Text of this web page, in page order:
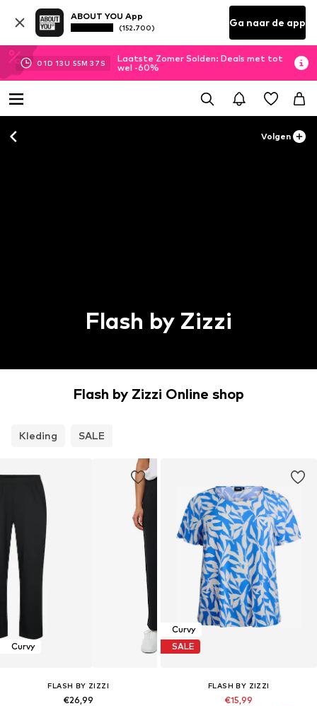
ABOUT YOU App
(152.700) Ga naar de app
01D 13U 55M 37 S
Laatste Zomer Solden: Deals met tot
wel -60%
Volgen
Flash by Zizzi
Flash by Zizzi Online shop
Kleding SALE
Curvy
FLASH BY ZIZZI
€26,99
Curvy
SALE
FLASH BY ZIZZI
€15,99